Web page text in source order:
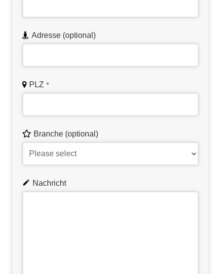
Adresse (optional)
PLZ *
Branche (optional)
Nachricht